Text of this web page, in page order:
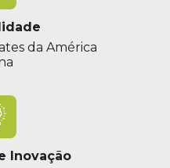
da América
Inovação